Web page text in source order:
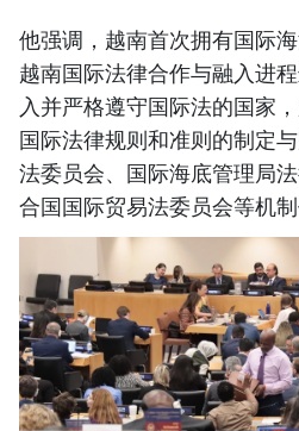
他强调，越南首次拥有国际
越南国际法律合作与融入进
入并严格遵守国际法的国家
国际法律规则和准则的制定
法委员会、国际海底管理局
合国国际贸易法委员会等机制